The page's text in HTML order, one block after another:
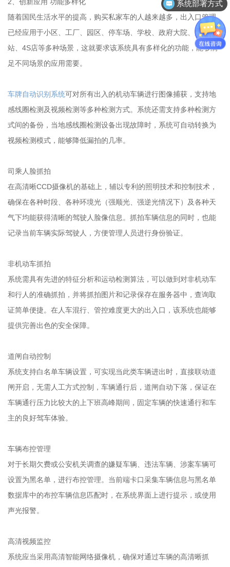
随着国民生活水平的提高，购买私家车的人越来越多，出入口管理
已经应用于小区、工厂、园区、停车场、学校、政府大院、加油
站、4S店等多种场景，这就要求该系统具有多样化的功能，能够满
足不同场景的应用需要。
车牌自动识别系统可对所有出入的机动车辆进行图像捕获，支持地
感线圈检测及视频检测等多种检测方式。系统还需支持多种检测方
式间的备份，当地感线圈检测设备出现故障时，系统可自动转换为
视频检测模式，能够降低漏拍的几率。
司乘人脸抓拍
在高清晰CCD摄像机的基础上，辅以专利的照明技术和控制技术，
确保在各种时段、各种环境光（强顺光、强逆光情况下）及各种天
气下均能获得清晰的驾驶人脸像信息。抓拍车辆信息的同时，也能
记录当前车辆实际驾驶人，方便管理人员进行身份验证。
非机动车抓拍
系统需具有先进的特征分析和运动检测算法，可以做到对非机动车
和行人的准确抓拍，并将抓拍图片和记录保存在服务器中，查询取
证简单便捷。在人车混行、管控难度更大的出入口，该系统也能够
提供完善出色的安全保障。
道闸自动控制
系统支持白名单车辆设置，可实现当此类车辆进出时，直接联动道
闸开启，无需人工方式控制，车辆通行后，道闸自动下落，保证在
车辆通行压力比较大的上下班高峰期间，固定车辆的快速通行和车
主的良好驾车体验。
车辆布控管理
对于长期欠费或公安机关调查的嫌疑车辆、违法车辆、涉案车辆可
设置为黑名单，进行布控管理。当前端卡口采集车辆信息与黑名单
数据库中的布控车辆信息匹配时，在系统界面上进行提示，或使用
声光报警。
高清视频监控
系统应当采用高清智能网络摄像机，确保对通过车辆的高清晰抓
系统部署方式